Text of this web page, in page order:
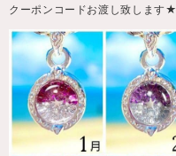
クーポンコードお渡し致します★